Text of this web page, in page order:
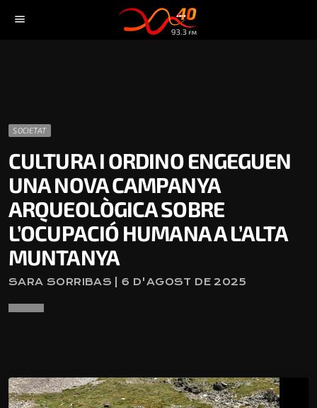
menu
SOCIETAT
CULTURA I ORDINO ENGEGUEN
UNA NOVA CAMPANYA
ARQUEOLÒGICA SOBRE
L’OCUPACIÓ HUMANA A L’ALTA
MUNTANYA
SARA SORRIBAS | 6 D'AGOST DE 2025